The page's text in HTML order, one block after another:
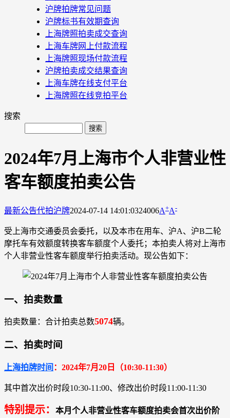
沪牌拍牌常见问题
沪牌标书有效期查询
上海牌照拍卖成交查询
上海车牌网上付款流程
上海牌照现场付款流程
沪牌拍卖成交结果查询
上海车牌在线支付平台
上海牌照在线竞拍平台
搜索
2024年7月上海市个人非营业性
客车额度拍卖公告
最新公告代拍沪牌2024-07-14 14:01:0324006A+A-
受上海市交通委员会委托，以及本市在用车、沪A、沪B二轮
摩托车有效额度转换客车额度个人委托；本拍卖人将对上海市
个人非营业性客车额度举行拍卖活动。现公告如下：
一、拍卖数量
拍卖数量：合计拍卖总数5074辆。
二、拍卖时间
上海拍牌时间 ：2024年7月20日（10:30-11:30）
其中首次出价时段10:30-11:00、修改出价时段11:00-11:30
特别提示：
本月个人非营业性客车额度拍卖会首次出价阶